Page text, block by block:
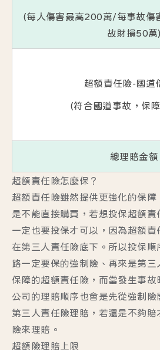
(每人傷害最高200萬/每事故傷
故財損50萬)
超額責任險-國道
(符合國道事故，保
總理賠金額
超額責任險怎麼保？
超額責任險雖然提供更強化的保障
是不能直接購買，若想投保超額責
一定也要投保才可以，因為超額責
在第三人責任險底下。所以投保順
路一定要保的強制險、再來是第三
保障的超額責任險，而當發生事故
公司的理賠順序也會是先從強制險
第三人責任險理賠，若還是不夠賠
險來理賠。
超額險理賠上限